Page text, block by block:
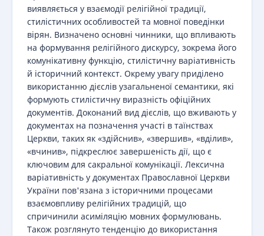
виявляється у взаємодії релігійної традиції,
стилістичних особливостей та мовної поведінки
вірян. Визначено основні чинники, що впливають
на формування релігійного дискурсу, зокрема його
комунікативну функцію, стилістичну варіативність
й історичний контекст. Окрему увагу приділено
використанню дієслів узагальненої семантики, які
формують стилістичну виразність офіційних
документів. Доконаний вид дієслів, що вживають у
документах на позначення участі в таїнствах
Церкви, таких як «здійснив», «звершив», «вділив»,
«вчинив», підкреслює завершеність дії, що є
ключовим для сакральної комунікації. Лексична
варіативність у документах Православної Церкви
України пов'язана з історичними процесами
взаємовпливу релігійних традицій, що
спричинили асиміляцію мовних формулювань.
Також розглянуто тенденцію до використання